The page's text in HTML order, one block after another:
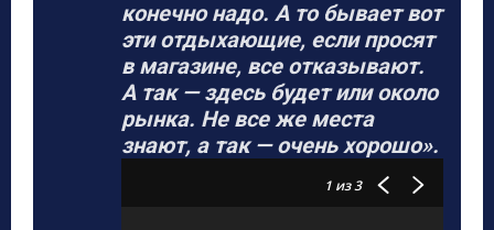
конечно надо. А то бывает вот
эти отдыхающие, если просят
в магазине, все отказывают.
А так — здесь будет или около
рынка. Не все же места
знают, а так — очень хорошо».
1 из 3